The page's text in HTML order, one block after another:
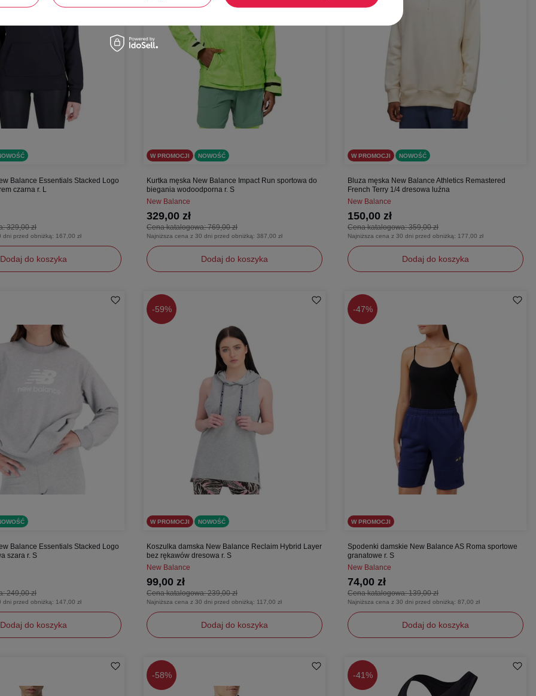
Balance Essentials Stacked Logo
czarna r. L
329,00 zł
dni przed obniżką: 167,00 zł
Dodaj do koszyka
W PROMOCJI NOWOŚĆ
Kurtka męska New Balance Impact Run sportowa do
biegania wodoodporna r. S
New Balance
Cena katalogowa:769,00 zł
329,00 zł
Najniższa cena z 30 dni przed obniżką: 387,00 zł
Dodaj do koszyka
S
W PROMOCJI NOWOŚĆ
Bluza męska New Balance Athletics Remastered
French Terry 1/4 dresowa luźna
New Balance
Cena katalogowa:359,00 zł
150,00 zł
Najniższa cena z 30 dni przed obniżką: 177,00 zł
Dodaj do koszyka
XL
Balance Essentials Stacked Logo
szara r. S
249,00 zł
dni przed obniżką: 147,00 zł
Dodaj do koszyka
-59%
W PROMOCJI NOWOŚĆ
Koszulka damska New Balance Reclaim Hybrid Layer
bez rękawów dresowa r. S
New Balance
Cena katalogowa:239,00 zł
99,00 zł
Najniższa cena z 30 dni przed obniżką: 117,00 zł
Dodaj do koszyka
S
-47%
W PROMOCJI
Spodenki damskie New Balance AS Roma sportowe
granatowe r. S
New Balance
Cena katalogowa:139,00 zł
74,00 zł
Najniższa cena z 30 dni przed obniżką: 87,00 zł
Dodaj do koszyka
S
-58% -41%